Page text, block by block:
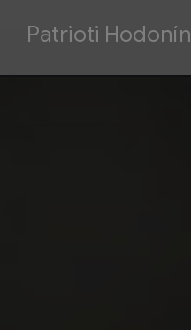
Patrioti Hodonín